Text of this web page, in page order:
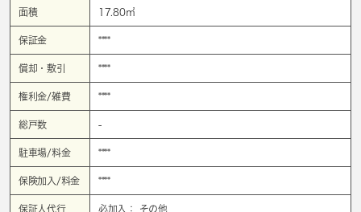
面積 17.80㎡
保証金 ****
償却・敷引 ****
権利金/雑費 ****
総戸数 -
駐車場/料金 ****
保険加入/料金 ****
保証人代行 必加入： その他